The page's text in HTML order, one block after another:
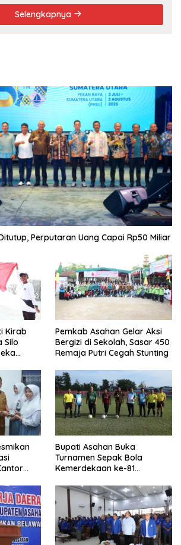
Selengkapnya
Perputaran Uang Capai Rp50 Miliar
Kirab
Silo
Pemkab Asahan Gelar Aksi
Bergizi di Sekolah, Sasar 450
Remaja Putri Cegah Stunting
Bupati Asahan Buka
Turnamen Sepak Bola
Kemerdekaan ke-81
0208/Asahan